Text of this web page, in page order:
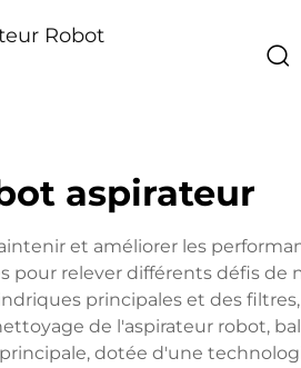
Robot
aspirateur
et améliorer les
relever différents défis de
principales et des
de l'aspirateur robot,
dotée d'une